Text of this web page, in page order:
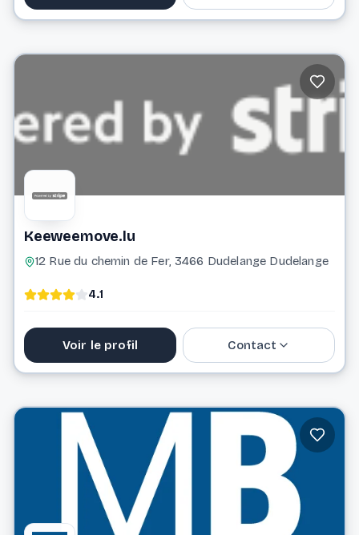
Keeweemove.lu
12 Rue du chemin de Fer, 3466 Dudelange Dudelange
4.1
Voir le profil Contact
keeweemove@gmail.com
Website